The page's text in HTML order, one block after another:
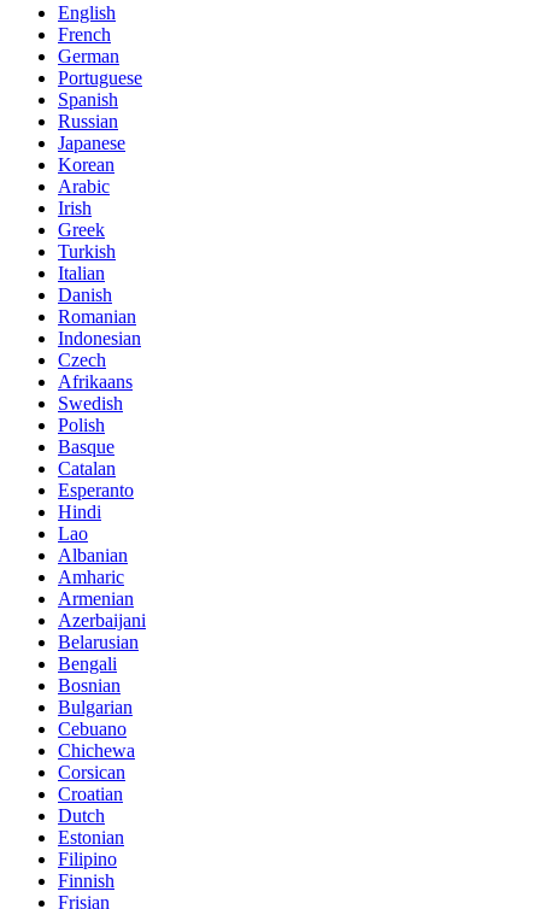
English
French
German
Portuguese
Spanish
Russian
Japanese
Korean
Arabic
Irish
Greek
Turkish
Italian
Danish
Romanian
Indonesian
Czech
Afrikaans
Swedish
Polish
Basque
Catalan
Esperanto
Hindi
Lao
Albanian
Amharic
Armenian
Azerbaijani
Belarusian
Bengali
Bosnian
Bulgarian
Cebuano
Chichewa
Corsican
Croatian
Dutch
Estonian
Filipino
Finnish
Frisian